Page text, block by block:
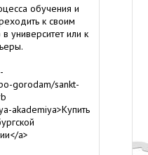
обучения и
к своим
университет или к
gorodam/sankt-
akademiya>Купить
a>